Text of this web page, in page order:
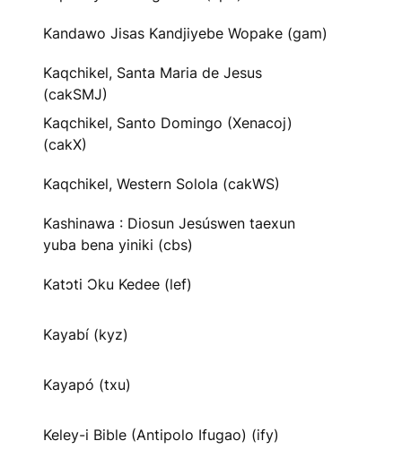
Kandawo Jisas Kandjiyebe Wopake (gam)
Kaqchikel, Santa Maria de Jesus
(cakSMJ)
Kaqchikel, Santo Domingo (Xenacoj)
(cakX)
Kaqchikel, Western Solola (cakWS)
Kashinawa : Diosun Jesúswen taexun
yuba bena yiniki (cbs)
Katɔti Ɔku Kedee (lef)
Kayabí (kyz)
Kayapó (txu)
Keley-i Bible (Antipolo Ifugao) (ify)